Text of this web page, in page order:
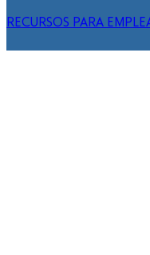
RECURSOS PARA